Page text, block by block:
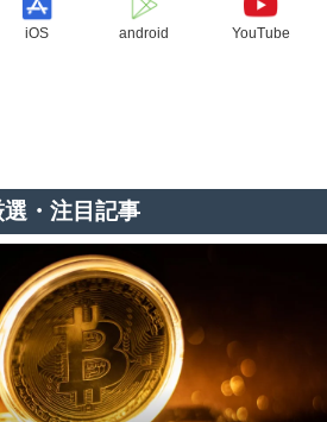
iOS android YouTube
選・注目記事